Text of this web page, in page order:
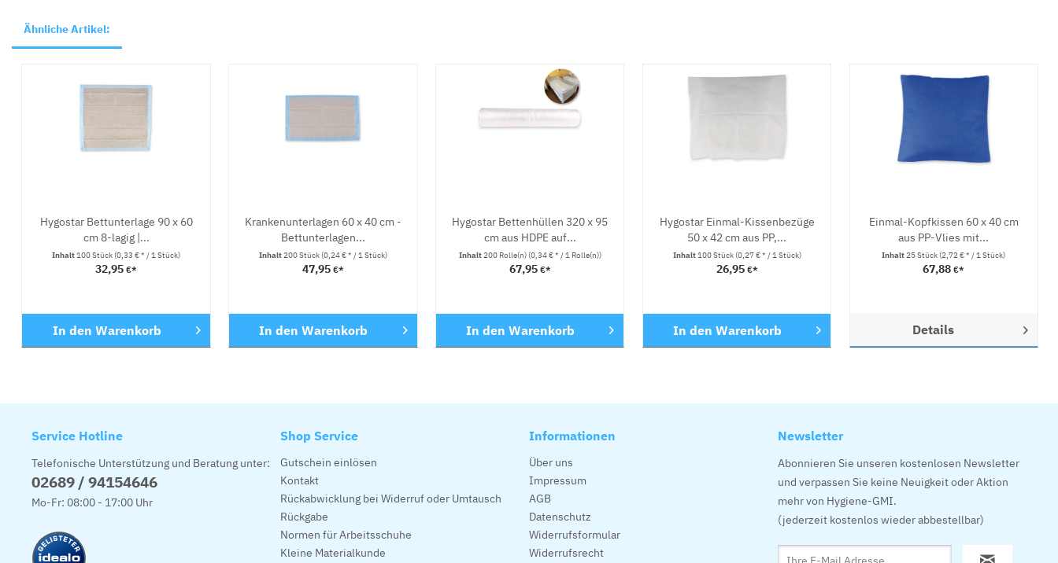
Ähnliche Artikel:
Hygostar Bettunterlage 90 x 60
cm 8-lagig |...
Inhalt100 Stück(0,33 € * / 1 Stück)
32,95€*
In den Warenkorb
Krankenunterlagen 60 x 40 cm -
Bettunterlagen...
Inhalt200 Stück(0,24 € * / 1 Stück)
47,95 €*
In den Warenkorb
Hygostar Bettenhüllen 320 x 95
cm aus HDPE auf...
Inhalt200 Rolle(n)(0,34 € * / 1 Rolle(n))
67,95 €*
In den Warenkorb
Hygostar Einmal-Kissenbezüge
50 x 42 cm aus PP,...
Inhalt100 Stück(0,27 € * / 1 Stück)
26,95 €*
In den Warenkorb
Einmal-Kopfkissen 60 x 40 cm
aus PP-Vlies mit...
Inhalt25 Stück(2,72 € * / 1 Stück)
67,88€*
Details
Service Hotline
Telefonische Unterstützung und Beratung unter:
02689 / 94154646
Mo-Fr: 08:00 - 17:00 Uhr
Shop Service
Gutschein einlösen
Kontakt
Rückabwicklung bei Widerruf oder Umtausch
Rückgabe
Normen für Arbeitsschuhe
Kleine Materialkunde
Informationen
Über uns
Impressum
AGB
Datenschutz
Widerrufsformular
Widerrufsrecht
Newsletter
Abonnieren Sie unseren kostenlosen Newsletter
und verpassen Sie keine Neuigkeit oder Aktion
mehr von Hygiene-GMI.
(jederzeit kostenlos wieder abbestellbar)